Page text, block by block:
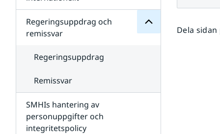
Undersidor
för
Samverkan
Regeringsuppdrag och
remissvar
Regeringsuppdrag
Remissvar
SMHIs hantering av
personuppgifter och
integritetspolicy
Dela sidan